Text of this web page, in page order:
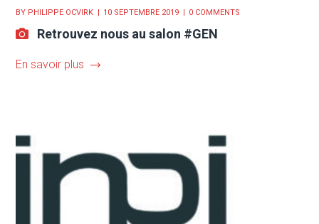
BY PHILIPPE OCVIRK 10 SEPTEMBRE 2019 0 COMMENTS
Retrouvez nous au salon #GEN
En savoir plus